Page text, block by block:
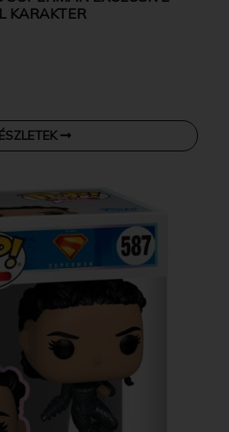
KARAKTER